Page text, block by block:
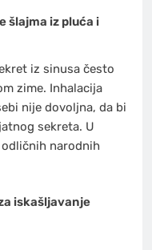
šlajma iz pluća i
iz sinusa često
zime. Inhalacija
nije dovoljna, da bi
sekreta. U
narodnih
iskašljavanje